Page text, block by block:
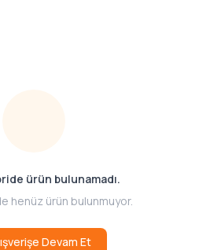
ürün bulunamadı.
henüz ürün bulunmuyor.
Devam Et